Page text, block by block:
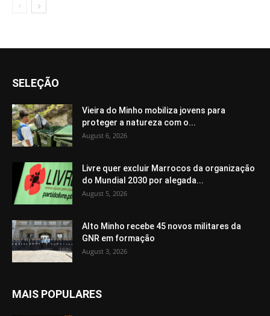
SELEÇÃO
Vieira do Minho mobiliza jovens para
proteger a natureza com o...
August 6, 2026
Livre quer excluir Marrocos da organização
do Mundial 2030 por alegada...
August 5, 2026
Alto Minho recebe 45 novos militares da
GNR em formação
August 3, 2026
MAIS POPULARES